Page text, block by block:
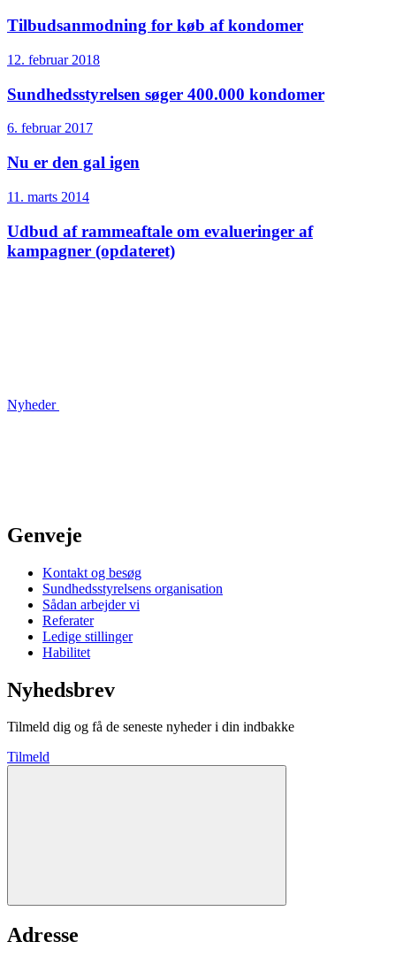
Tilbudsanmodning for køb af kondomer
12. februar 2018
Sundheds­styrelsen søger 400.000 kondomer
6. februar 2017
Nu er den gal igen
11. marts 2014
Udbud af rammeaftale om evalueringer af
kampagner (opdateret)
Nyheder
Genveje
Kontakt og besøg
Sundhedsstyrelsens organisation
Sådan arbejder vi
Referater
Ledige stillinger
Habilitet
Nyhedsbrev
Tilmeld dig og få de seneste nyheder i din indbakke
Tilmeld
Adresse